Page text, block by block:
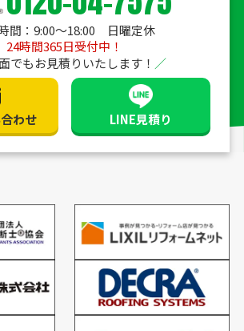
間：9:00〜18:00 日曜定休
24時間365日受付中！
でもお見積りいたします！
わせ LINE見積り